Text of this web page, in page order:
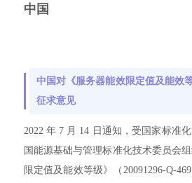
中国
中国对《服务器能效限定值及能效
征求意见
2022 年 7 月 14 日通知，受国家标准
国能源基础与管理标准化技术委员会
限定值及能效等级》（20091296-Q-